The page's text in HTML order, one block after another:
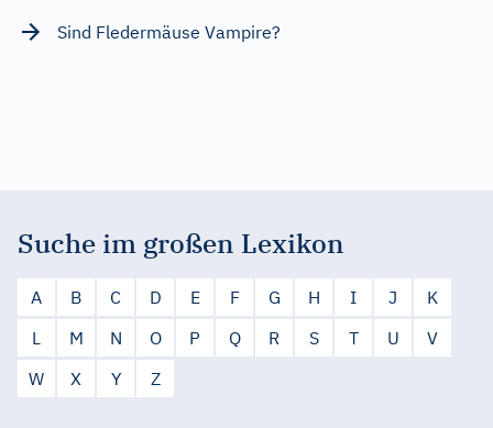
Sind Fledermäuse Vampire?
Suche im großen Lexikon
A B C D E F G H I J
K
L
M N O P Q R S T U
V
W
X Y Z